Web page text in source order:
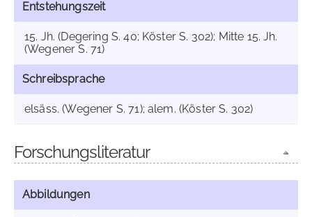
Entstehungszeit
15. Jh. (Degering S. 40; Köster S. 302); Mitte 15. Jh.
(Wegener S. 71)
Schreibsprache
elsäss. (Wegener S. 71); alem. (Köster S. 302)
Forschungsliteratur
Abbildungen